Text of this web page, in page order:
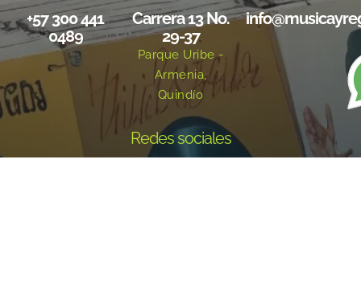
+57 300 441
0489
Carrera 13 No.
29-37
Parque Uribe -
Armenia,
Quindío
Redes sociales